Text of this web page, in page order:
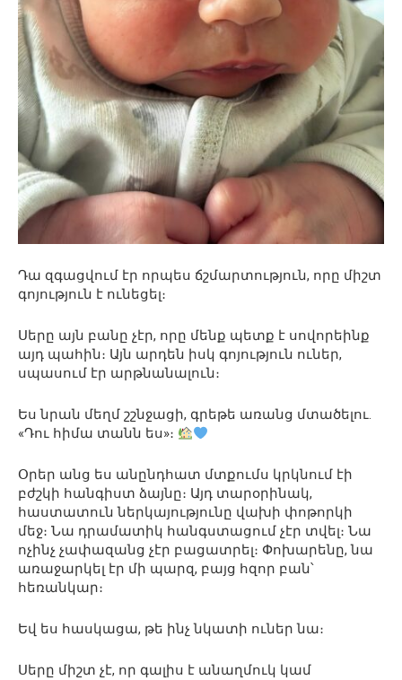
Դա զգացվում էր որպես ճշմարտություն, որը միշտ
գոյություն է ունեցել։
Սերը այն բանը չէր, որը մենք պետք է սովորեինք
այդ պահին։ Այն արդեն իսկ գոյություն ուներ,
սպասում էր արթնանալուն։
Ես նրան մեղմ շշնջացի, գրեթե առանց մտածելու.
«Դու հիմա տանն ես»։
Օրեր անց ես անընդհատ մտքումս կրկնում էի
բժշկի հանգիստ ձայնը։ Այդ տարօրինակ,
հաստատուն ներկայությունը վախի փոթորկի
մեջ։ Նա դրամատիկ հանգստացում չէր տվել։ Նա
ոչինչ չափազանց չէր բացատրել։ Փոխարենը, նա
առաջարկել էր մի պարզ, բայց հզոր բան՝
հեռանկար։
Եվ ես հասկացա, թե ինչ նկատի ուներ նա։
Սերը միշտ չէ, որ գալիս է անաղմուկ կամ